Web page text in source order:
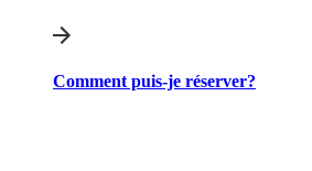
Comment puis-je réserver?